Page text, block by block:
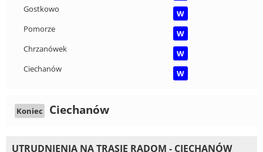
Gostkowo
W
Pomorze
W
Chrzanówek
W
Ciechanów
W
Koniec Ciechanów
UTRUDNIENIA NA TRASIE RADOM - CIECHANÓW